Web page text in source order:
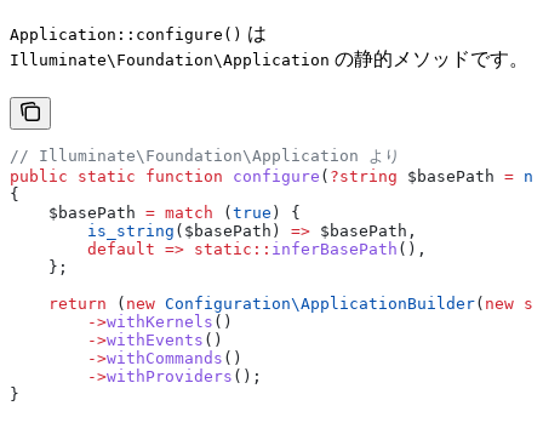
Application::configure() は
Illuminate\Foundation\Application の静的メソッドです。
// Illuminate\Foundation\Application より
public static function configure ( ?string $basePath =
{
    $basePath
= match (true ) {
        is_string
( $basePath ) => $basePath ,
        default
=> static :: inferBasePath (),
    };
    return
( new Configuration\ApplicationBuilder( new
        ->
withKernels ()
        ->
withEvents ()
        ->
withCommands ()
        ->
withProviders ();
}